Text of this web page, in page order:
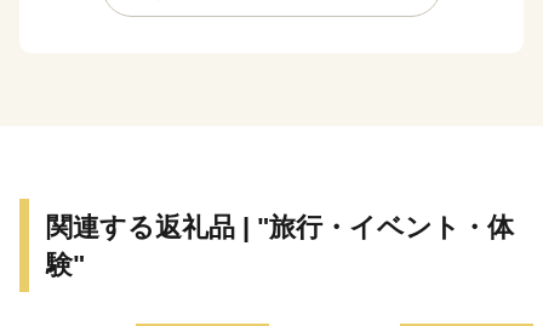
ンを表現し、10月頃には『紅葉コキア』として一面を真
たい海の幸。 那珂湊おさかな市場では、旬の魚介類や
近海で採れる地魚が豊富に揃う魚市場で、県内外から年
関連する返礼品 | "旅行・イベント・体
験"